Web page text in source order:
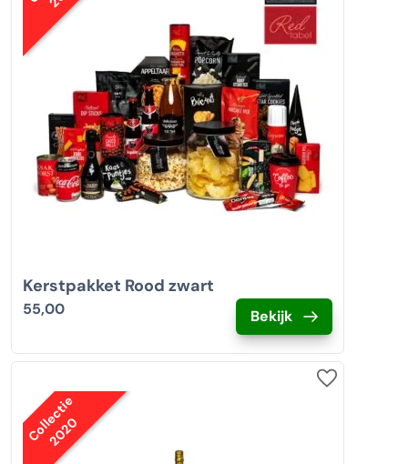
Kerstpakket Rood zwart
55,00 Bekijk
Collectie
2020